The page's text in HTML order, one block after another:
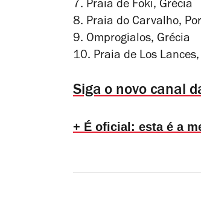
7. Praia de Foki, Grécia
8. Praia do Carvalho,
9. Omprogialos, Grécia
10. Praia de Los
Siga o novo canal
+ É oficial: esta é a